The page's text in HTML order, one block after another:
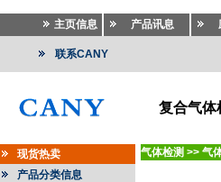
主页信息 产品讯息
联系CANY
复合气体
现货热卖
产品分类信息
气体检测 >> 气